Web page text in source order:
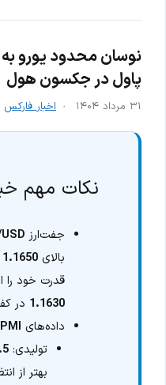
نوسان محدود یورو به
پاول در جکسون هول
۳۱ مرداد ۱۴۰۴ اخبار فارکس
نکات مهم
جفت‌ارز
بالای1.1650
قدرت خود را
1.1630 در
داده‌های PMI ناحیه یورو
تولیدی:
بهتر از